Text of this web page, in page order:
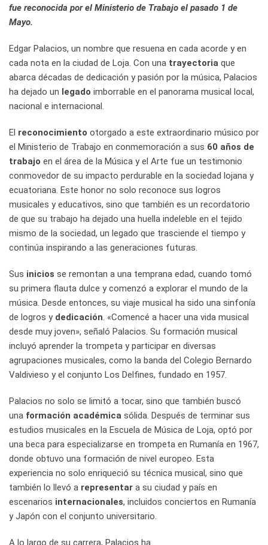
fue reconocida por el Ministerio de Trabajo el pasado 1 de
Mayo.
Edgar Palacios, un nombre que resuena en cada acorde y en
cada nota en la ciudad de Loja. Con una trayectoria que
abarca décadas de dedicación y pasión por la música, Palacios
ha dejado un legado imborrable en el panorama musical local,
nacional e internacional.
El reconocimiento otorgado a este extraordinario músico por
el Ministerio de Trabajo en conmemoración a sus 60 años de
trabajo en el área de la Música y el Arte fue un testimonio
conmovedor de su impacto perdurable en la sociedad lojana y
ecuatoriana. Este honor no solo reconoce sus logros
musicales y educativos, sino que también es un recordatorio
de que su trabajo ha dejado una huella indeleble en el tejido
mismo de la sociedad, un legado que trasciende el tiempo y
continúa inspirando a las generaciones futuras.
Sus inicios se remontan a una temprana edad, cuando tomó
su primera flauta dulce y comenzó a explorar el mundo de la
música. Desde entonces, su viaje musical ha sido una sinfonía
de logros y dedicación. «Comencé a hacer una vida musical
desde muy joven», señaló Palacios. Su formación musical
incluyó aprender la trompeta y participar en diversas
agrupaciones musicales, como la banda del Colegio Bernardo
Valdivieso y el conjunto Los Delfines, fundado en 1957.
Palacios no solo se limitó a tocar, sino que también buscó
una formación académica sólida. Después de terminar sus
estudios musicales en la Escuela de Música de Loja, optó por
una beca para especializarse en trompeta en Rumanía en 1967,
donde obtuvo una formación de nivel europeo. Esta
experiencia no solo enriqueció su técnica musical, sino que
también lo llevó a representar a su ciudad y país en
escenarios internacionales, incluidos conciertos en Rumanía
y Japón con el conjunto universitario.
A lo largo de su carrera, Palacios ha